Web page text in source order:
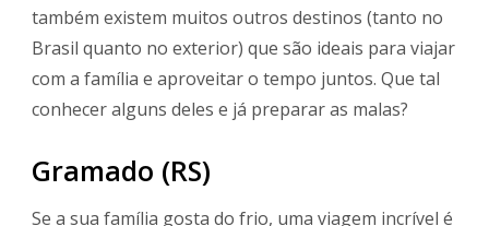
também existem muitos outros destinos (tanto no
Brasil quanto no exterior) que são ideais para viajar
com a família e aproveitar o tempo juntos. Que tal
conhecer alguns deles e já preparar as malas?
Gramado (RS)
Se a sua família gosta do frio, uma viagem incrível é